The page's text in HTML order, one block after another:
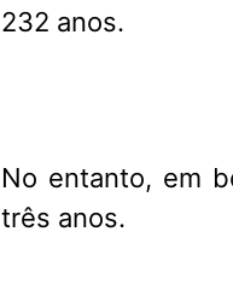
232 anos.
No entanto, em
três anos.